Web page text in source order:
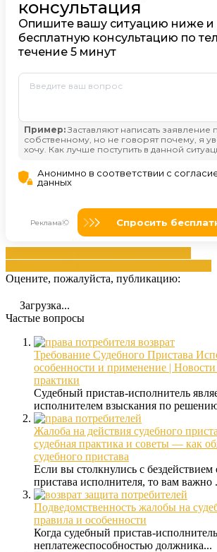
Оцените, пожалуйста, публикацию:
Загрузка...
Частые вопросы
Требование Судебного Пристава
особенности и применение |
практики
Судебный пристав-исполнитель
исполнителем взыскания по
Жалоба на действия судебного
судебная практика и советы — как
судебного пристава
Если вы столкнулись с бездействием
пристава исполнителя, то вам важно
Подведомственность жалобы на
правила и особенности
Когда судебный пристав-
неплатежеспособностью должника...